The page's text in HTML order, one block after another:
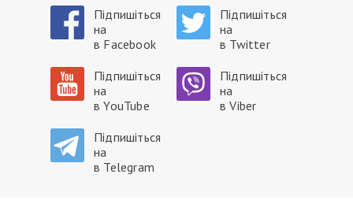
Підпишіться
на
в Facebook
Підпишіться
на
в Twitter
Підпишіться
на
в YouTube
Підпишіться
на
в Viber
Підпишіться
на
в Telegram